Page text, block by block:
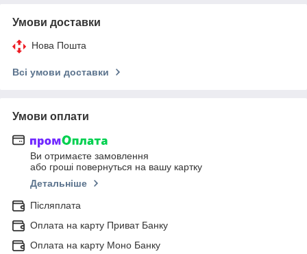
Умови доставки
Нова Пошта
Всі умови доставки
Умови оплати
Ви отримаєте замовлення
або гроші повернуться на вашу картку
Детальніше
Післяплата
Оплата на карту Приват Банку
Оплата на карту Моно Банку